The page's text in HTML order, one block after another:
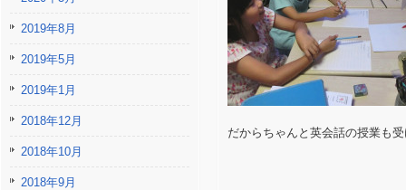
だからちゃんと英会話の授業も
2019年8月
2019年5月
2019年1月
2018年12月
2018年10月
2018年9月